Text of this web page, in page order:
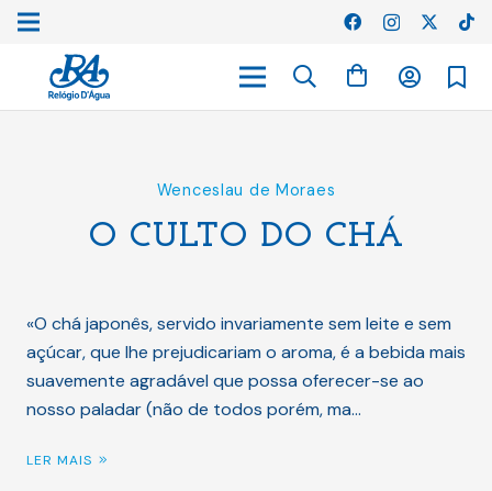
Wenceslau de Moraes
O CULTO DO CHÁ
«O chá japonês, servido invariamente sem leite e sem
açúcar, que lhe prejudicariam o aroma, é a bebida mais
suavemente agradável que possa oferecer-se ao
nosso paladar (não de todos porém, ma…
LER MAIS